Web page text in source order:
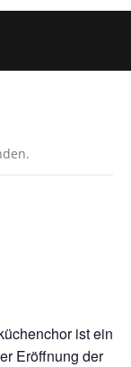
ist ein
Eröffnung der